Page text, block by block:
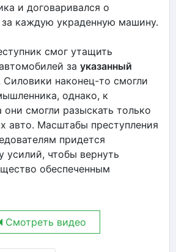
и договаривался о
за каждую украденную машину.
смог утащить
за указанный
наконец-то смогли
однако, к
смогли разыскать только
авто. Масштабы преступления
придется
усилий, чтобы вернуть
обеспеченным
Смотреть видео